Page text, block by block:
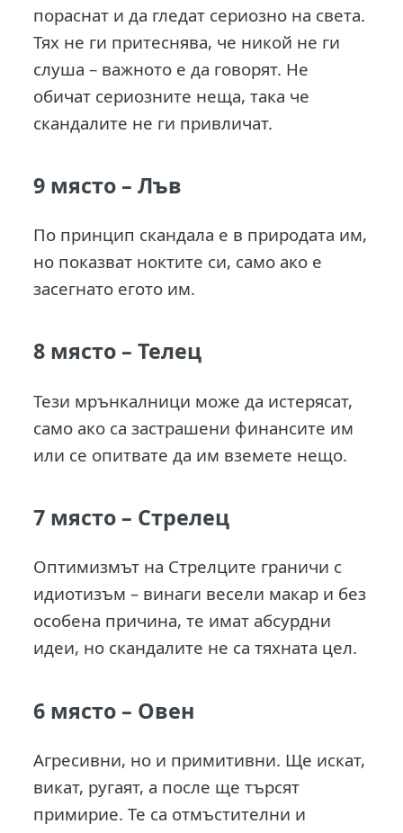
пораснат и да гледат сериозно на света.
Тях не ги притеснява, че никой не ги
слуша – важното е да говорят. Не
обичат сериозните неща, така че
скандалите не ги привличат.
9 място –Лъв
По принцип скандала е в природата им,
но показват ноктите си, само ако е
засегнато егото им.
8 място –Телец
Тези мрънкалници може да истерясат,
само ако са застрашени финансите им
или се опитвате да им вземете нещо.
7 място – Стрелец
Оптимизмът на Стрелците граничи с
идиотизъм – винаги весели макар и без
особена причина, те имат абсурдни
идеи, но скандалите не са тяхната цел.
6 място – Овен
Агресивни, но и примитивни. Ще искат,
викат, ругаят, а после ще търсят
примирие. Те са отмъстителни и